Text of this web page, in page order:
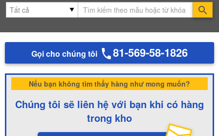
Gọi cho chúng tôi 81-569-58-1826
Nếu bạn không tìm thấy hàng như mong muốn?
Chúng tôi sẽ liên hệ với bạn khi có hàng
trong kho